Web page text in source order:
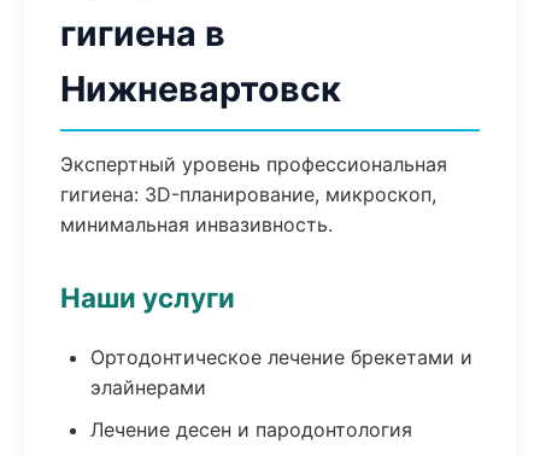
гигиена в
Нижневартовск
Экспертный уровень профессиональная
гигиена: 3D-планирование, микроскоп,
минимальная инвазивность.
Наши услуги
Ортодонтическое лечение брекетами и
элайнерами
Лечение десен и пародонтология